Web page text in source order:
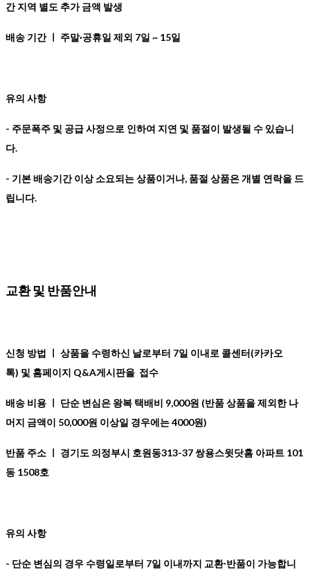
간 지역 별도 추가 금액 발생
배송 기간 ㅣ 주말·공휴일 제외 7일 ~ 15일
유의 사항
- 주문폭주 및 공급 사정으로 인하여 지연 및 품절이 발생될 수 있습니
다.
- 기본 배송기간 이상 소요되는 상품이거나, 품절 상품은 개별 연락을 드
립니다.
교환 및 반품안내
신청 방법 ㅣ 상품을 수령하신 날로부터 7일 이내로 콜센터(카카오
톡) 및 홈페이지 Q&A게시판을 접수
배송 비용 ㅣ 단순 변심은 왕복 택배비 9,000원 (반품 상품을 제외한 나
머지 금액이 50,000원 이상일 경우에는 4000원)
반품 주소 ㅣ 경기도 의정부시 호원동313-37 쌍용스윗닷홈 아파트 101
동 1508호
유의 사항
- 단순 변심의 경우 수령일로부터 7일 이내까지 교환∙반품이 가능합니